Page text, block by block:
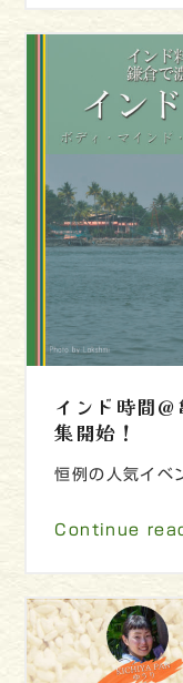
インド時間
集開始！
恒例の人気イベ
Continue